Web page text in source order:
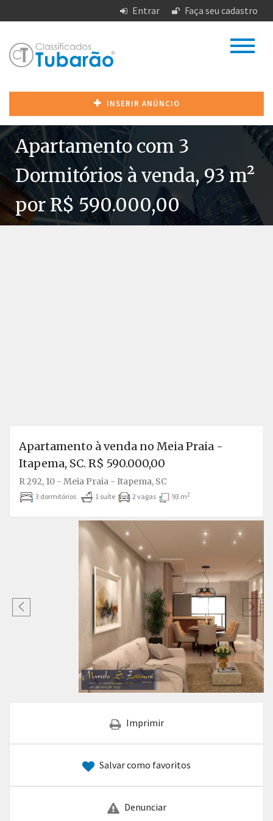
Entrar Faça seu cadastro
INSERIR ANÚNCIO
Apartamento com 3
Dormitórios à venda, 93 m²
por R$ 590.000,00
Apartamento à venda no Meia Praia -
Itapema, SC. R$ 590.000,00
R 292, 10 - Meia Praia - Itapema, SC
3 dormitórios 1 suíte 2 vagas 93 m2
Imprimir
Salvar como favoritos
Denunciar